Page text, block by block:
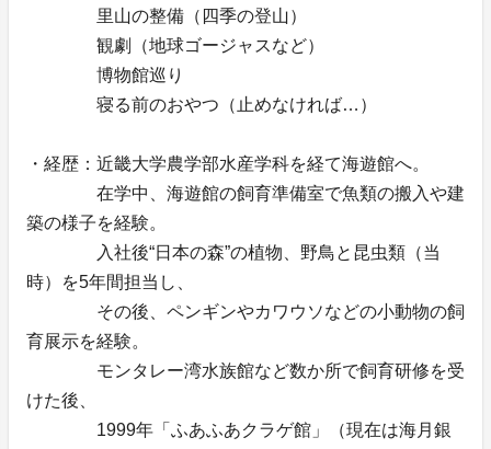
里山の整備（四季の登山）
観劇（地球ゴージャスなど）
博物館巡り
寝る前のおやつ（止めなければ…）
・経歴：近畿大学農学部水産学科を経て海遊館へ。
在学中、海遊館の飼育準備室で魚類の搬入や建
築の様子を経験。
入社後“日本の森”の植物、野鳥と昆虫類（当
時）を5年間担当し、
その後、ペンギンやカワウソなどの小動物の飼
育展示を経験。
モンタレー湾水族館など数か所で飼育研修を受
けた後、
1999年「ふあふあクラゲ館」（現在は海月銀